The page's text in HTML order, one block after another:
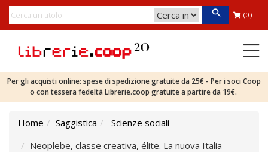
(0)
Per gli acquisti online: spese di spedizione gratuite da 25€ - Per i soci Coop
o con tessera fedeltà Librerie.coop gratuite a partire da 19€.
Home Saggistica
Scienze sociali
Neoplebe, classe creativa, élite. La nuova Italia